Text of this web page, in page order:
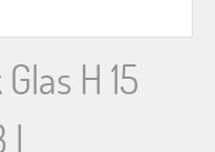
H 15
l